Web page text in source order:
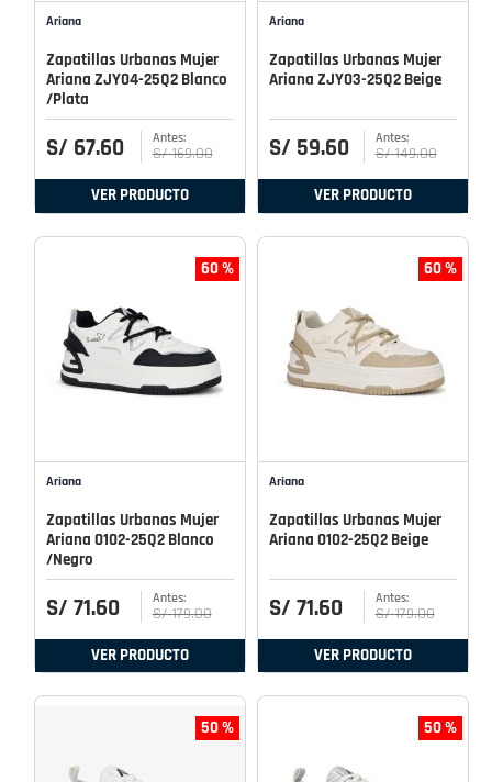
Ariana
Zapatillas Urbanas Mujer
Ariana ZJY04-25Q2 Blanco
/Plata
S/ 67.60 S/ 169.00
VER PRODUCTO
Ariana
Zapatillas Urbanas Mujer
Ariana ZJY03-25Q2 Beige
S/ 59.60 S/ 149.00
VER PRODUCTO
60 %
Ariana
Zapatillas Urbanas Mujer
Ariana 0102-25Q2 Blanco
/Negro
S/ 71.60 S/ 179.00
VER PRODUCTO
60 %
Ariana
Zapatillas Urbanas Mujer
Ariana 0102-25Q2 Beige
S/ 71.60 S/ 179.00
VER PRODUCTO
50 % 50 %